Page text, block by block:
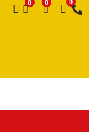
Desejo